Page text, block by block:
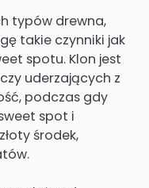
typów drewna,
takie czynniki jak
spotu. Klon jest
uderzających z
podczas gdy
spot i
środek,